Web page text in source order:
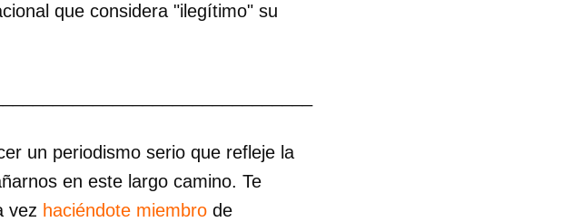
que considera "ilegítimo" su
un periodismo serio que refleje la
en este largo camino. Te
vez haciéndote miembro de